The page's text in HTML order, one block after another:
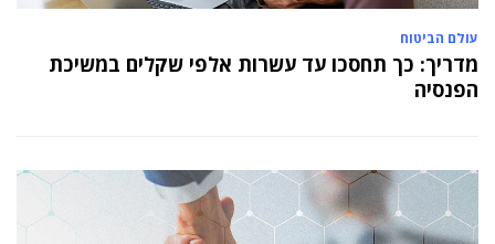
עולם הביטוח
מדריך: כך תחסכו עד עשרות אלפי שקלים במשיכת
הפנסיה